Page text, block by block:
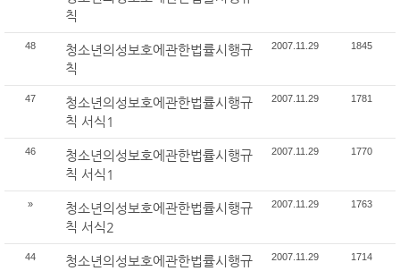
칙
48
청소년의성보호에관한법률시행규
칙
2007.11.29 1845
47
청소년의성보호에관한법률시행규
칙 서식1
2007.11.29 1781
46
청소년의성보호에관한법률시행규
칙 서식1
2007.11.29 1770
»
청소년의성보호에관한법률시행규
칙 서식2
2007.11.29 1763
44
청소년의성보호에관한법률시행규
2007.11.29 1714